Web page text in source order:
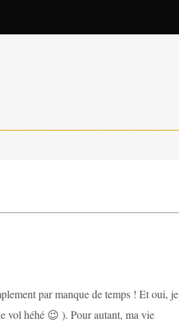
par manque de temps ! Et oui, je
vol héhé 😉 ). Pour autant, ma vie